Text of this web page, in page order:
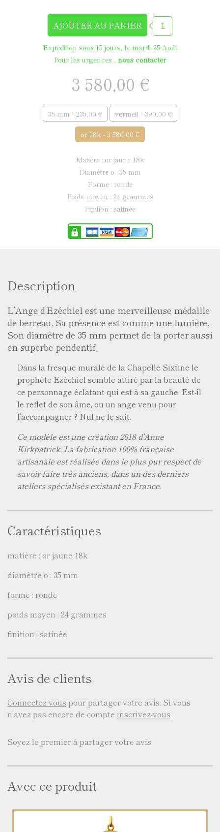
Expédition sous 15 jours, le mardi 25 Août
Pour les urgences , nous contacter
3 580,00 €
35 mm - 235,00 € vermeil - 390,00 €
or 18k - 3 580,00 €
matière : or jaune 18k
diamètre ø : 35 mm
forme : ronde
poids moyen : 24 grammes
finition : satinée
Description
L’Ange d’Ezéchiel est une merveilleuse médaille
de berceau. Sa présence est comme une lumière.
Son diamètre de 35 mm permet de la porter aussi
en superbe pendentif.
Dans la fresque murale de la Chapelle Sixtine le
prophète Ezéchiel semble attiré par la beauté de
ce personnage éclatant qui est à sa gauche. Est-il
le reflet de son âme, ou un ange venu pour
l’accompagner ? Nul ne le sait.
Ce modèle est une création 2018 d’Anne
Kirkpatrick. La fabrication 100% française
artisanale est réalisée dans le plus pur respect de
savoir-faire très anciens, dans un des derniers
ateliers spécialisés existant en France.
Caractéristiques
matière : or jaune 18k
diamètre ø : 35 mm
forme : ronde
poids moyen : 24 grammes
finition : satinée
Avis de clients
Connectez vous pour partager votre avis. Si vous
n'avez pas encore de compte inscrivez-vous
Soyez le premier à partager votre avis.
Avec ce produit